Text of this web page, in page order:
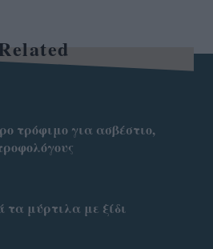
τρόφιμο για ασβέστιο,
μύρτιλα με ξίδι